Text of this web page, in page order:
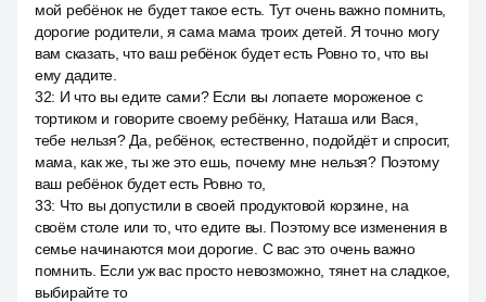
мой ребёнок не будет такое есть. Тут очень важно помнить,
дорогие родители, я сама мама троих детей. Я точно могу
вам сказать, что ваш ребёнок будет есть Ровно то, что вы
ему дадите.
32: И что вы едите сами? Если вы лопаете мороженое с
тортиком и говорите своему ребёнку, Наташа или Вася,
тебе нельзя? Да, ребёнок, естественно, подойдёт и спросит,
мама, как же, ты же это ешь, почему мне нельзя? Поэтому
ваш ребёнок будет есть Ровно то,
33: Что вы допустили в своей продуктовой корзине, на
своём столе или то, что едите вы. Поэтому все изменения в
семье начинаются мои дорогие. С вас это очень важно
помнить. Если уж вас просто невозможно, тянет на сладкое,
выбирайте то